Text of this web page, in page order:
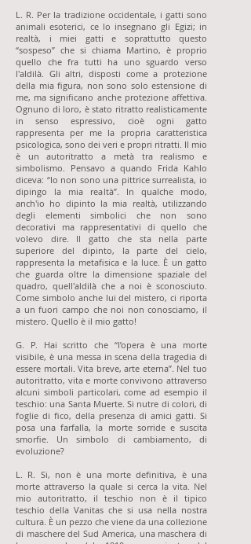
L. R. Per la tradizione occidentale, i gatti sono
animali esoterici, ce lo insegnano gli Egizi; in
realtà, i miei gatti e soprattutto questo
“sospeso” che si chiama Martino, è proprio
quello che fra tutti ha uno sguardo verso
l'aldilà. Gli altri, disposti come a protezione
della mia figura, non sono solo estensione di
me, ma significano anche protezione affettiva.
Ognuno di loro, è stato ritratto realisticamente
in senso espressivo, cioè ogni gatto
rappresenta per me la propria caratteristica
psicologica, sono dei veri e propri ritratti. Il mio
è un autoritratto a metà tra realismo e
simbolismo. Pensavo a quando Frida Kahlo
diceva: “Io non sono una pittrice surrealista, io
dipingo la mia realtà”. In qualche modo,
anch'io ho dipinto la mia realtà, utilizzando
degli elementi simbolici che non sono
decorativi ma rappresentativi di quello che
volevo dire. Il gatto che sta nella parte
superiore del dipinto, la parte del cielo,
rappresenta la metafisica e la luce. È un gatto
che guarda oltre la dimensione spaziale del
quadro, quell'aldilà che a noi è sconosciuto.
Come simbolo anche lui del mistero, ci riporta
a un fuori campo che noi non conosciamo, il
mistero. Quello è il mio gatto!
G. P. Hai scritto che “l’opera è una morte
visibile, è una messa in scena della tragedia di
essere mortali. Vita breve, arte eterna”. Nel tuo
autoritratto, vita e morte convivono attraverso
alcuni simboli particolari, come ad esempio il
teschio: una Santa Muerte. Si nutre di colori, di
foglie di fico, della presenza di amici gatti. Si
posa una farfalla, la morte sorride e suscita
smorfie. Un simbolo di cambiamento, di
evoluzione?
L. R. Si, non è una morte definitiva, è una
morte attraverso la quale si cerca la vita. Nel
mio autoritratto, il teschio non è il tipico
teschio della Vanitas che si usa nella nostra
cultura. È un pezzo che viene da una collezione
di maschere del Sud America, una maschera di